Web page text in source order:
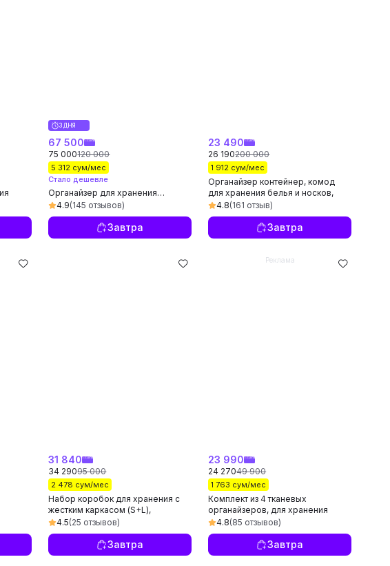
3 ДНЯ
67 500
75 000120 000
5 312 сум/мес
Стало дешевле
Органайзер для хранения
документов
4.9(145 отзывов)
Завтра
23 490
26 190200 000
1 912 сум/мес
Органайзер контейнер, комод
для хранения белья и носков,
подарок, органайзер для одежды
4.8(161 отзыв)
Завтра
31 840
34 29095 000
2 478 сум/мес
Набор коробок для хранения с
жестким каркасом (S+L),
органайзер для одежды
4.5(25 отзывов)
Завтра
Реклама
23 990
24 27049 900
1 763 сум/мес
Комплект из 4 тканевых
органайзеров, для хранения
белья, носков и маек,
раздельные ящики
4.8(85 отзывов)
Завтра